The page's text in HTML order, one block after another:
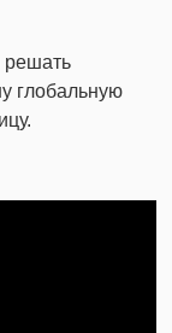
решать
глобальную